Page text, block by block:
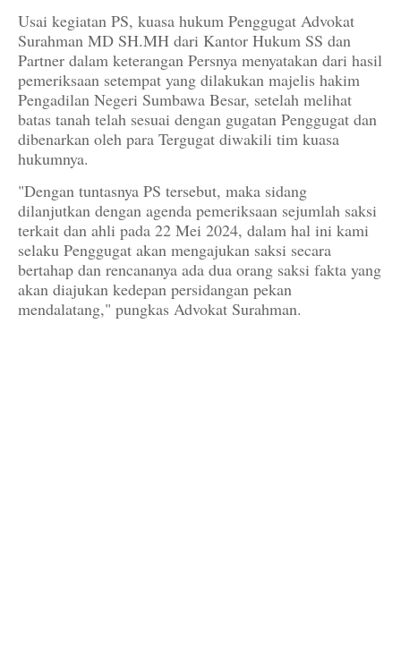
Usai kegiatan PS, kuasa hukum Penggugat Advokat
Surahman MD SH.MH dari Kantor Hukum SS dan
Partner dalam keterangan Persnya menyatakan dari hasil
pemeriksaan setempat yang dilakukan majelis hakim
Pengadilan Negeri Sumbawa Besar, setelah melihat
batas tanah telah sesuai dengan gugatan Penggugat dan
dibenarkan oleh para Tergugat diwakili tim kuasa
hukumnya.
"Dengan tuntasnya PS tersebut, maka sidang
dilanjutkan dengan agenda pemeriksaan sejumlah saksi
terkait dan ahli pada 22 Mei 2024, dalam hal ini kami
selaku Penggugat akan mengajukan saksi secara
bertahap dan rencananya ada dua orang saksi fakta yang
akan diajukan kedepan persidangan pekan
mendalatang," pungkas Advokat Surahman.